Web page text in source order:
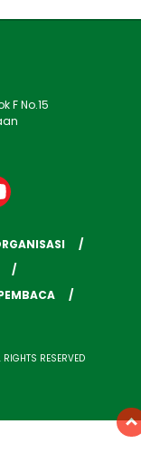
F No.15
RESERVED